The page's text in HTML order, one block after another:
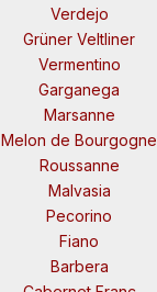
Verdejo
Grüner Veltliner
Vermentino
Garganega
Marsanne
Melon de Bourgogne
Roussanne
Malvasia
Pecorino
Fiano
Barbera